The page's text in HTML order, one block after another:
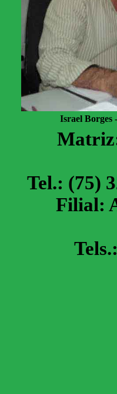
Israel Borges
Tel.: (75)
Filial: